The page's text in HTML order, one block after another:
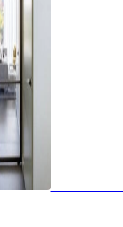
Glazen